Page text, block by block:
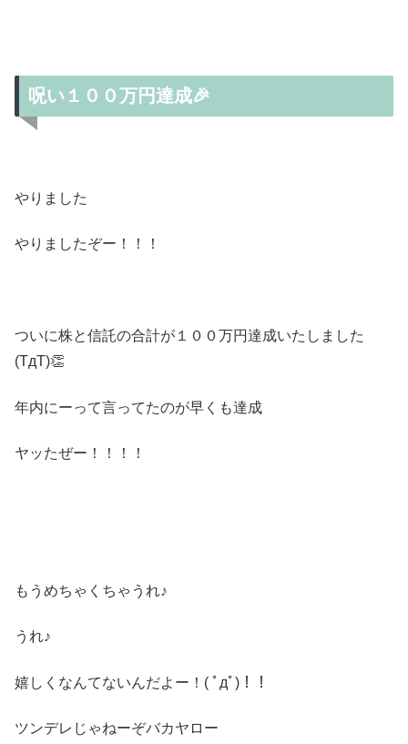
呪い１００万円達成🎉
やりました
やりましたぞー！！！
ついに株と信託の合計が１００万円達成いたしました
(TдT)👏
年内にーって言ってたのが早くも達成
ヤッたぜー！！！！
もうめちゃくちゃうれ♪
うれ♪
嬉しくなんてないんだよー！( ﾟдﾟ)！！
ツンデレじゃねーぞバカヤロー